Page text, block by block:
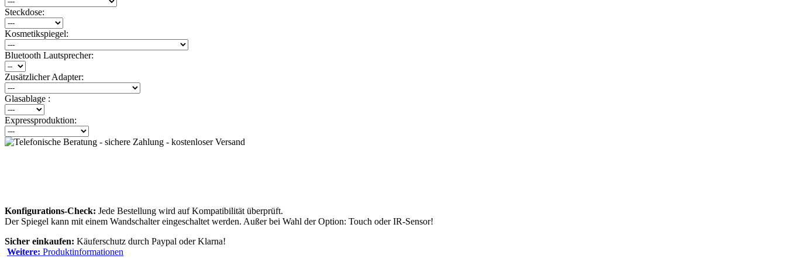
Steckdose:
Kosmetikspiegel:
Bluetooth Lautsprecher:
Zusätzlicher Adapter:
Glasablage :
Expressproduktion:
Konfigurations-Check: Jede Bestellung wird auf Kompatibilität überprüft.
Der Spiegel kann mit einem Wandschalter eingeschaltet werden. Außer bei Wahl der Option: Touch oder IR-Sensor!
Sicher einkaufen: Käuferschutz durch Paypal oder Klarna!
Weitere: Produktinformationen